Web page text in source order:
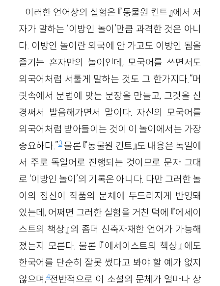
이러한 언어상의 실험은 『동물원 킨트』에서 저
자가 말하는 ‘이방인 놀이’만큼 과격한 것은 아니
다. 이방인 놀이란 외국에 안 가고도 이방인 됨을
즐기는 혼자만의 놀이인데, 모국어를 쓰면서도
외국어처럼 서툴게 말하는 것도 그 한가지다.“머
릿속에서 문법에 맞는 문장을 만들고, 그것을 신
경써서 발음해가면서 말이다. 자신의 모국어를
외국어처럼 받아들이는 것이 이 놀이에서는 가장
중요하다.”3물론 『동물원 킨트』도 내용은 독일에
서 주로 독일어로 진행되는 것이므로 문자 그대
로 ‘이방인 놀이’의 기록은 아니다. 다만 그러한 놀
이의 정신이 작품의 문체에 두드러지게 반영돼
있는데, 어쩌면 그러한 실험을 거친 덕에 『에세이
스트의 책상』의 좀더 신축자재한 언어가 가능해
졌는지 모른다. 물론 『에세이스트의 책상』에도
한국어를 단순히 잘못 썼다고 봐야 할 예가 없지
않으며,4전반적으로 이 소설의 문체가 얼마나 상